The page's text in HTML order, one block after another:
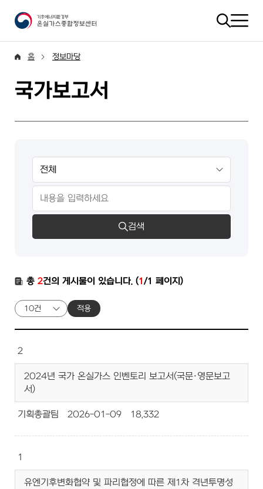
홈 정보마당
국가보고서
검색
총 2건의 게시물이 있습니다. (1/1 페이지)
적용
2
2024년 국가 온실가스 인벤토리 보고서(국문·영문보고
서)
기획총괄팀 2026-01-09 18,332
1
유엔기후변화협약 및 파리협정에 따른 제1차 격년투명성